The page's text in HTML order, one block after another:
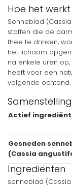
Hoe het werkt
Senneblad
stoffen die de
thee te drinken,
het lichaam
na enkele uren
heeft voor een
volgende ochtend.
Samenstelling
Actief ingrediënt
Gesneden
(Cassia
Ingrediënten
senneblad